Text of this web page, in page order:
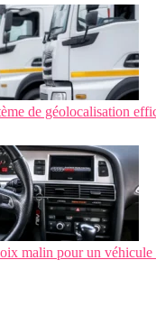
de géolocalisation
malin pour un